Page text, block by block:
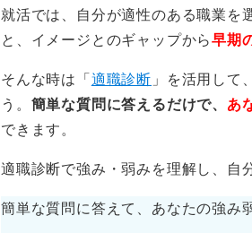
予定日を過ぎていれば派
りません。
しかし「数日中に連絡します」
ります。そこは上手く担当者を
就活では、自分が適性のある職業を
と、イメージとのギャップから早期
そんな時は「 適職診断 」を活用して
う。 簡単な質問に答えるだけで、 あ
できます。
適職診断で強み・弱みを理解し、自
簡単な質問に答えて、あなたの強み